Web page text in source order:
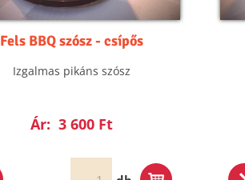
Fels BBQ szósz - csípős
Izgalmas pikáns szósz
Ár: 3 600 Ft